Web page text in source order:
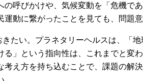
呼びかけや、気候変動を「危機
動に繋がったことを見ても、問題
たい。プラネタリーヘルスは、「
」という指向性は、これまでと変
え方を持ち込むことで、課題の解